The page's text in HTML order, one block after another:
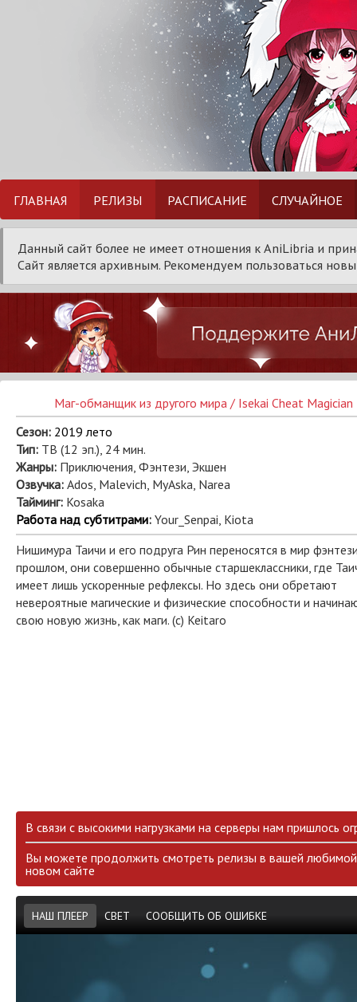
ГЛАВНАЯ РЕЛИЗЫ РАСПИСАНИЕ СЛУЧАЙНОЕ
Данный сайт более не имеет отношения к AniLibria и
Сайт является архивным. Рекомендуем пользоваться
Маг-обманщик из другого мира / Isekai Cheat Magician
Сезон: 2019 лето
Тип: ТВ (12 эп.), 24 мин.
Жанры: Приключения, Фэнтези, Экшен
Озвучка: Ados, Malevich, MyAska, Narea
Тайминг: Kosaka
Работа над субтитрами: Your_Senpai, Kiota
Нишимура Таичи и его подруга Рин переносятся в мир
прошлом, они совершенно обычные старшеклассники, где
имеет лишь ускоренные рефлексы. Но здесь они обретают
невероятные магические и физические способности и
свою новую жизнь, как маги. (c) Keitaro
В связи с высокими нагрузками на серверы нам пришлось
Вы можете продолжить смотреть релизы в вашей
новом сайте
НАШ ПЛЕЕР СВЕТ СООБЩИТЬ ОБ ОШИБКЕ